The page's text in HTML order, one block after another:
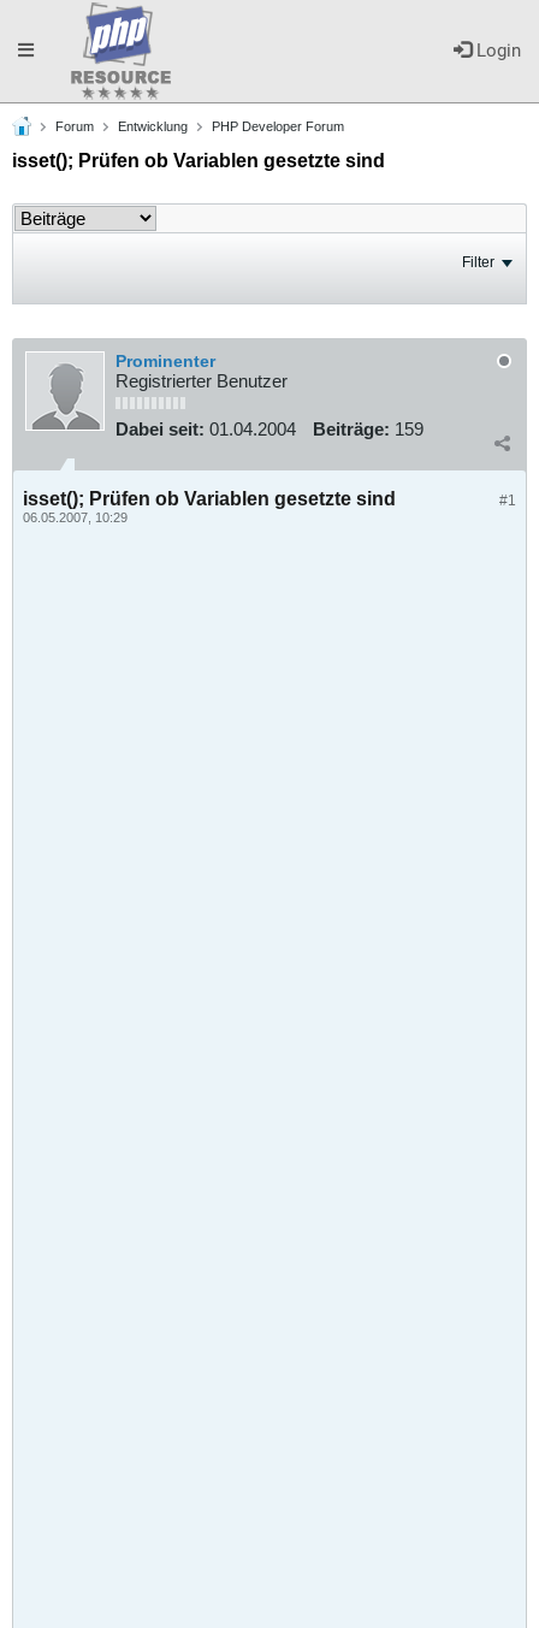
Login
Toggle
navigation
Forum Entwicklung PHP Developer Forum
isset(); Prüfen ob Variablen gesetzte sind
Filter
Prominenter
Registrierter Benutzer
Dabei seit: 01.04.2004 Beiträge: 159
#1
isset(); Prüfen ob Variablen gesetzte sind
06.05.2007, 10:29